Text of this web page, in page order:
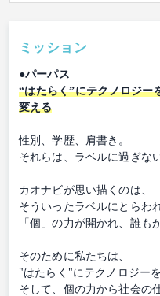
ミッション
●パーパス
“はたらく”にテクノロジー
変える
性別、学歴、肩書き。
それらは、ラベルに過ぎない
カオナビが思い描くのは、
そういったラベルにとらわ
「個」の力が開かれ、誰も
そのために私たちは、
"はたらく"にテクノロジー
そして、個の力から社会の